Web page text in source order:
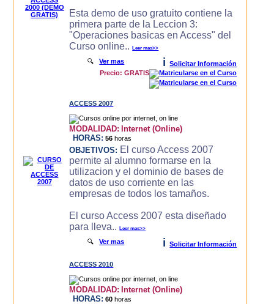
Esta demo de uso gratuito contiene la
primera parte de la Leccion 3:
"Operaciones basicas en Access" del
Curso online..Leer mas>>
🔍Ver mas i
Solicitar Información
Precio: GRATIS
ACCESS 2007
MODALIDAD: Internet (Online)
HORAS: 56 horas
OBJETIVOS: El curso Access 2007
permite al alumno formarse en la
utilizacion y el dominio de bases de
datos de uso corriente en las
empresas de todos los tamaños.
El curso Access 2007 esta diseñado
para lleva..Leer mas>>
🔍Ver mas i Solicitar Información
ACCESS 2010
MODALIDAD: Internet (Online)
HORAS: 60 horas